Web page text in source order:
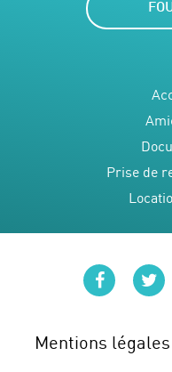
Prise de
Mentions